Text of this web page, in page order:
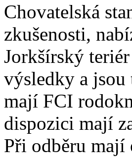
Chovatelská
zkušenosti,
Jorkšírský
výsledky a jsou
mají FCI
dispozici mají
Při odběru mají